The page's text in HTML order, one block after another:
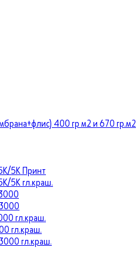
400 гр м2 и 670 гр.м2
5К Принт
5К гл.краш.
гл.краш.
гл.краш.
гл.краш.